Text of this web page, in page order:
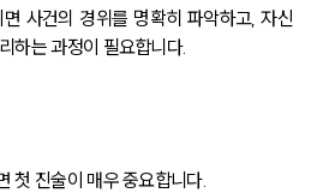
사건의 경위를 명확히 파악하고, 자신
하는 과정이 필요합니다.
첫 진술이 매우 중요합니다.